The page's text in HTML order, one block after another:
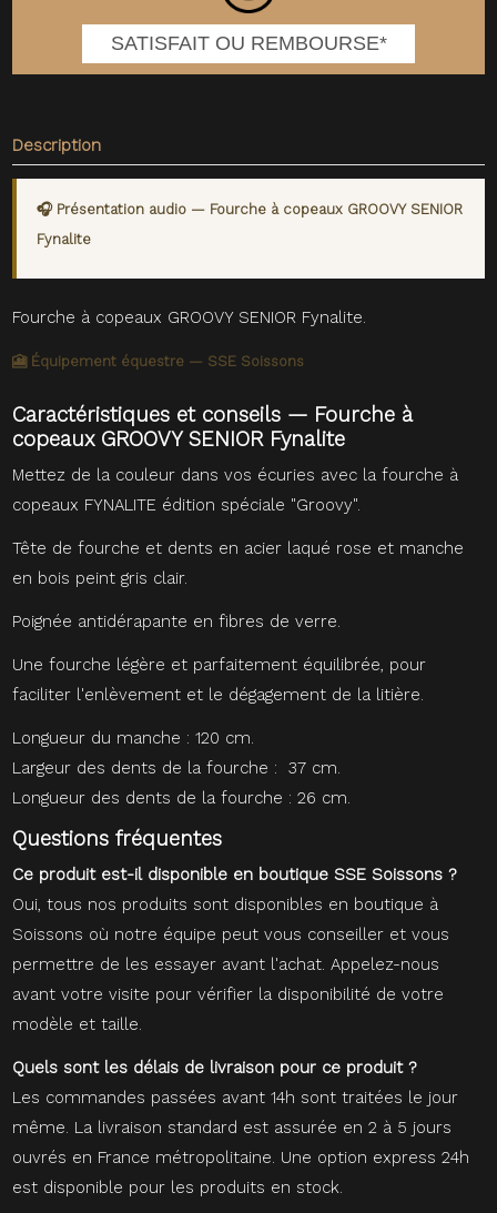
SATISFAIT OU REMBOURSE*
Description
🎧 Présentation audio — Fourche à copeaux GROOVY SENIOR
Fynalite
Fourche à copeaux GROOVY SENIOR Fynalite.
🎦 Équipement équestre — SSE Soissons
Caractéristiques et conseils — Fourche à
copeaux GROOVY SENIOR Fynalite
Mettez de la couleur dans vos écuries avec la fourche à
copeaux FYNALITE édition spéciale "Groovy".
Tête de fourche et dents en acier laqué rose et manche
en bois peint gris clair.
Poignée antidérapante en fibres de verre.
Une fourche légère et parfaitement équilibrée, pour
faciliter l'enlèvement et le dégagement de la litière.
Longueur du manche : 120 cm.
Largeur des dents de la fourche : 37 cm.
Longueur des dents de la fourche : 26 cm.
Questions fréquentes
Ce produit est-il disponible en boutique SSE Soissons ?
Oui, tous nos produits sont disponibles en boutique à
Soissons où notre équipe peut vous conseiller et vous
permettre de les essayer avant l'achat. Appelez-nous
avant votre visite pour vérifier la disponibilité de votre
modèle et taille.
Quels sont les délais de livraison pour ce produit ?
Les commandes passées avant 14h sont traitées le jour
même. La livraison standard est assurée en 2 à 5 jours
ouvrés en France métropolitaine. Une option express 24h
est disponible pour les produits en stock.